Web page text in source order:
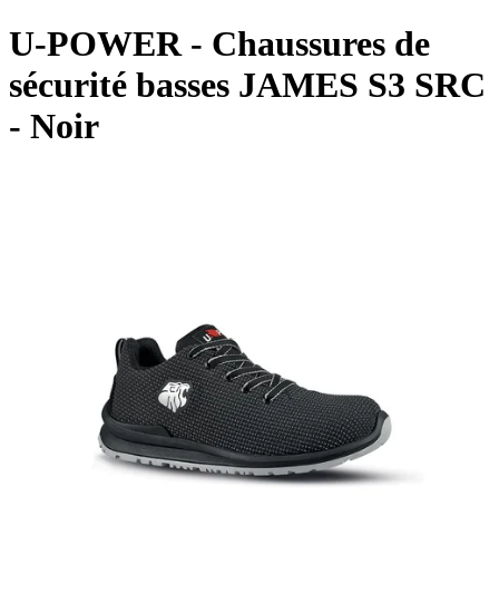
U-POWER - Chaussures de
sécurité basses JAMES S3 SRC
- Noir